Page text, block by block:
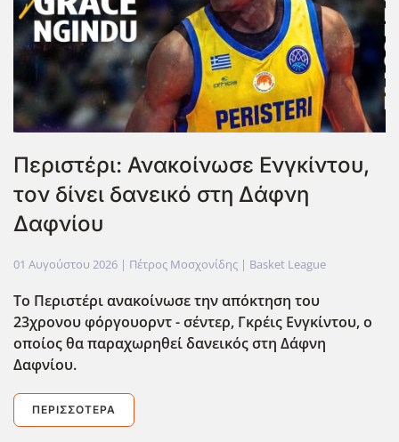
Περιστέρι: Ανακοίνωσε Ενγκίντου,
τον δίνει δανεικό στη Δάφνη
Δαφνίου
01 Αυγούστου 2026 | Πέτρος Μοσχονίδης | Basket League
Το Περιστέρι ανακοίνωσε την απόκτηση του
23χρονου φόργουορντ - σέντερ, Γκρέις Ενγκίντου, ο
οποίος θα παραχωρηθεί δανεικός στη Δάφνη
Δαφνίου.
ΠΕΡΙΣΣΌΤΕΡΑ